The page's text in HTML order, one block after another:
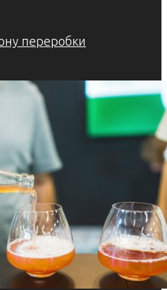
переробки